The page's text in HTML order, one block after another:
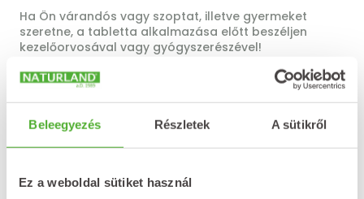
Beleegyezés Részletek A sütikről
Ez a weboldal sütiket használ
Ha Ön várandós vagy szoptat, illetve gyermeket
szeretne, a tabletta alkalmazása előtt beszéljen
kezelőorvosával vagy gyógyszerészével!
Milyen hatással van a Propolisz + C-vitamin
szopogató tabletta alkalmazása a
gépjárművezetéshez és a gépek kezeléséhez
szükséges képességekre?
hatásait nem vizsgálták.